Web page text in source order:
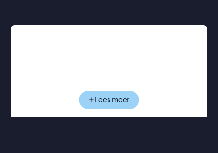
Vlak voor haar overlijden blikt Faithfull terug op
het legendarische album Broken English. Als rode
draad loopt de voortdurende strijd tussen haar
eigen verhaal en het publieke beeld dat van haar
Lees meer